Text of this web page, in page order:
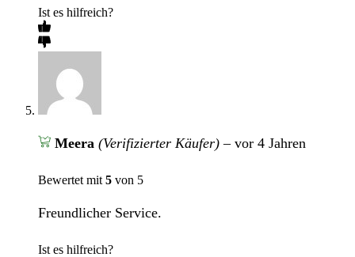
Ist es hilfreich?
Meera (Verifizierter Käufer) – vor 4 Jahren
Bewertet mit 5 von 5
Freundlicher Service.
Ist es hilfreich?